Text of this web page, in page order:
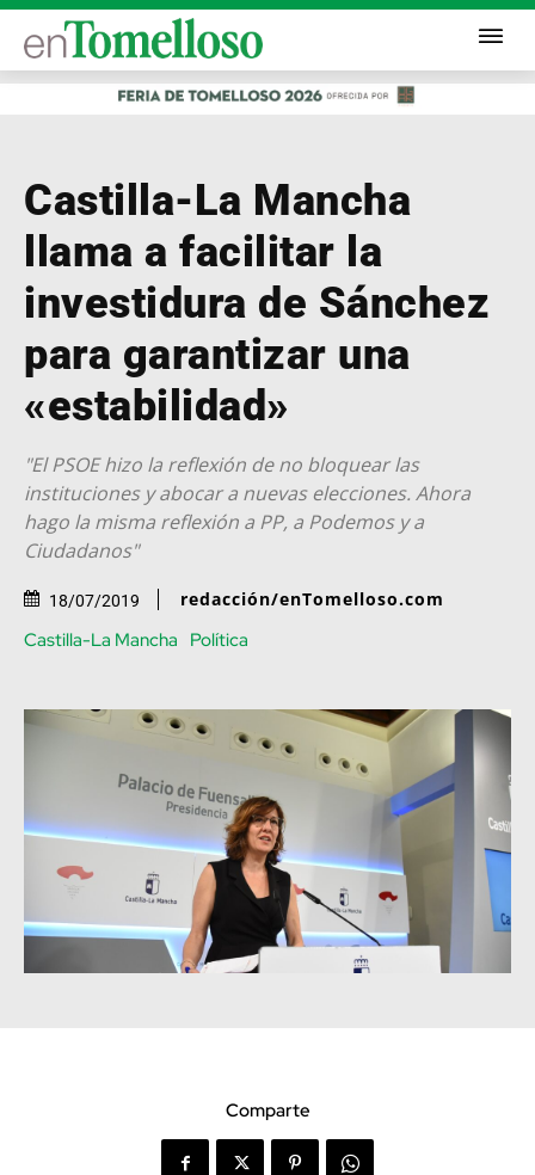
Castilla-La Mancha
llama a facilitar la
investidura de Sánchez
para garantizar una
«estabilidad»
"El PSOE hizo la reflexión de no bloquear las
instituciones y abocar a nuevas elecciones. Ahora
hago la misma reflexión a PP, a Podemos y a
Ciudadanos"
18/07/2019 redacción/enTomelloso.com
Castilla-La Mancha Política
Comparte